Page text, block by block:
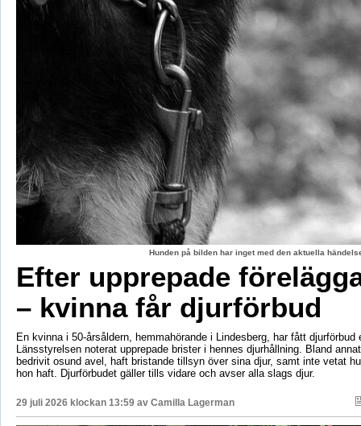
Hunden på bilden har inget med den aktuella
Efter upprepade
– kvinna får djurförbud
En kvinna i 50-årsåldern, hemmahörande i Lindesberg, har fått djurförbud
Länsstyrelsen noterat upprepade brister i hennes djurhållning. Bland
bedrivit osund avel, haft bristande tillsyn över sina djur, samt inte vetat
hon haft. Djurförbudet gäller tills vidare och avser alla slags djur.
29 juli 2026 klockan 13:59 av Camilla Lagerman